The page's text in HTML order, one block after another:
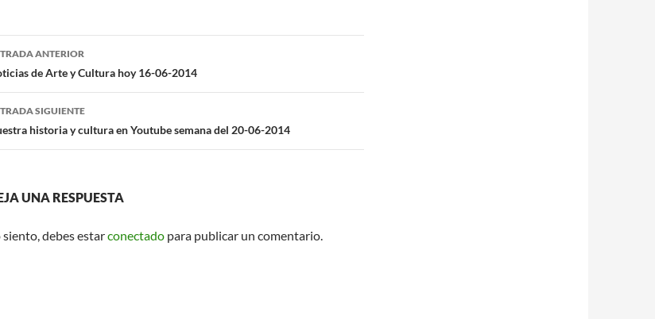
ANTERIOR
de Arte y Cultura hoy 16-06-2014
SIGUIENTE
historia y cultura en Youtube semana del 20-06-2014
UNA RESPUESTA
siento, debes estarconectado para publicar un comentario.